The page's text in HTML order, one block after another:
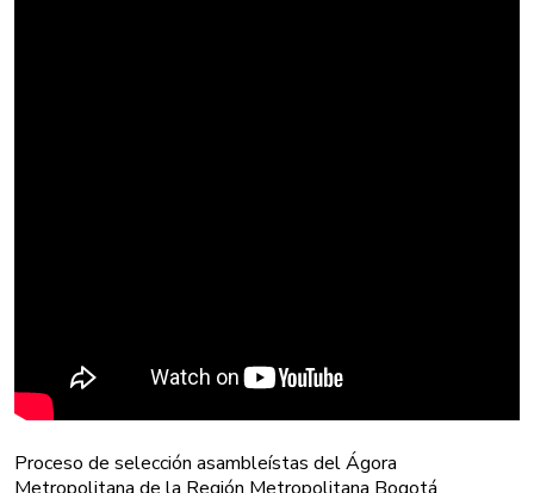
Proceso de selección asambleístas del Ágora